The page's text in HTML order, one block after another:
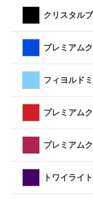
クリスタル
プレミアム
フィヨルド
プレミアム
プレミアム
トワイライ